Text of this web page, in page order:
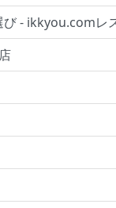
び - ikkyou.comレ